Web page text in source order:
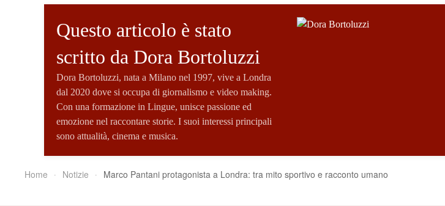
Questo articolo è stato
scritto da Dora Bortoluzzi
Dora Bortoluzzi, nata a Milano nel 1997, vive a Londra
dal 2020 dove si occupa di giornalismo e video making.
Con una formazione in Lingue, unisce passione ed
emozione nel raccontare storie. I suoi interessi principali
sono attualità, cinema e musica.
Home Notizie Marco Pantani protagonista a Londra: tra mito sportivo e racconto umano